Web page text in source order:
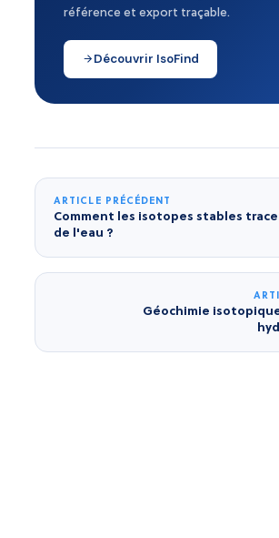
référence et export traçable.
Découvrir IsoFind
ARTICLE PRÉCÉDENT
Comment les isotopes stables
de l'eau ?
Géochimie